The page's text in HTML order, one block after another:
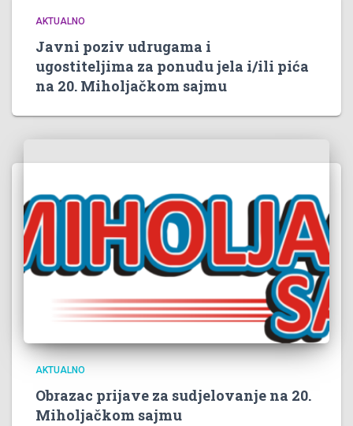
AKTUALNO
Javni poziv udrugama i
ugostiteljima za ponudu jela i/ili pića
na 20. Miholjačkom sajmu
AKTUALNO
Obrazac prijave za sudjelovanje na 20.
Miholjačkom sajmu